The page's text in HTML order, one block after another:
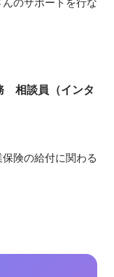
相談員（インタ
険の給付に関わる